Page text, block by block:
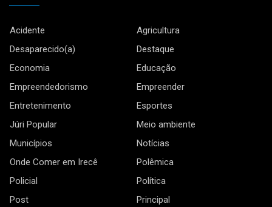
Acidente
Agricultura
Desaparecido(a)
Destaque
Economia
Educação
Empreendedorismo
Empreender
Entretenimento
Esportes
Júri Popular
Meio ambiente
Municípios
Notícias
Onde Comer em Irecê
Polêmica
Policial
Política
Post
Principal